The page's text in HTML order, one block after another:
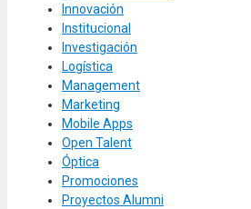
Innovación
Institucional
Investigación
Logística
Management
Marketing
Mobile Apps
Open Talent
Óptica
Promociones
Proyectos Alumni